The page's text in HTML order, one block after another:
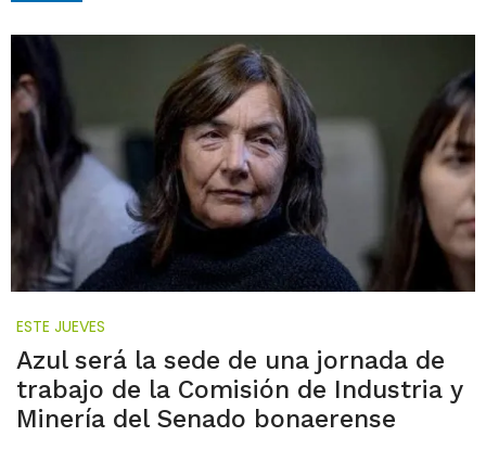
ESTE JUEVES
Azul será la sede de una jornada de
trabajo de la Comisión de Industria y
Minería del Senado bonaerense